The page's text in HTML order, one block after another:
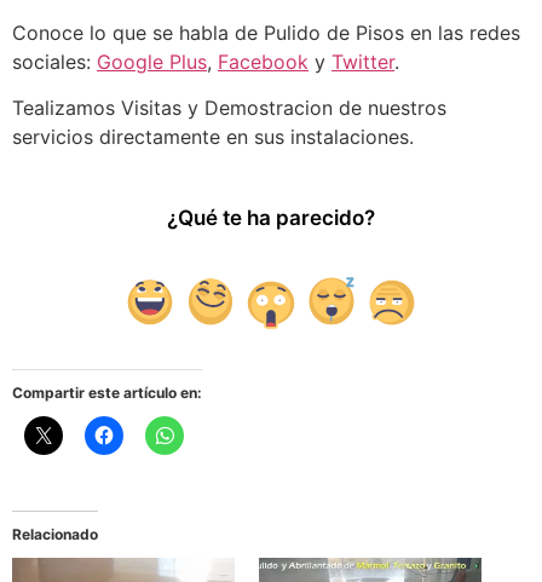
Conoce lo que se habla de Pulido de Pisos en las redes
sociales: Google Plus, Facebook y Twitter.
Tealizamos Visitas y Demostracion de nuestros
servicios directamente en sus instalaciones.
¿Qué te ha parecido?
Compartir este artículo en:
Relacionado